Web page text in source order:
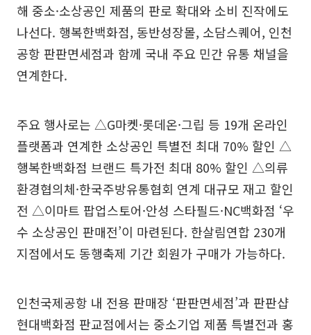
해 중소·소상공인 제품의 판로 확대와 소비 진작에도
나선다. 행복한백화점, 동반성장몰, 소담스퀘어, 인천
공항 판판면세점과 함께 국내 주요 민간 유통 채널을
연계한다.
주요 행사로는 △G마켓·롯데온·그립 등 19개 온라인
플랫폼과 연계한 소상공인 특별전 최대 70% 할인 △
행복한백화점 브랜드 특가전 최대 80% 할인 △의류
환경협의체·한국주방유통협회 연계 대규모 재고 할인
전 △이마트 팝업스토어·안성 스타필드·NC백화점 ‘우
수 소상공인 판매전’이 마련된다. 한살림연합 230개
지점에서도 동행축제 기간 회원가 구매가 가능하다.
인천국제공항 내 전용 판매장 ‘판판면세점’과 판판샵
현대백화점 판교점에서는 중소기업 제품 특별전과 홍